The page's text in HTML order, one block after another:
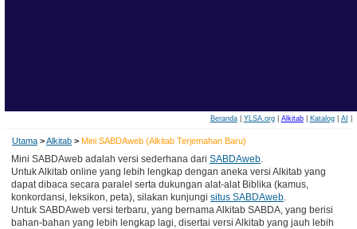
Beranda| YLSA.org| Alkitab| Katalog| AI
Utama >Alkitab > Mini SABDAweb (Alkitab Terjemahan Baru)
Mini SABDAweb adalah versi sederhana dari SABDAweb.
Untuk Alkitab online yang lebih lengkap dengan aneka versi Alkitab yang
dapat dibaca secara paralel serta dukungan alat-alat Biblika (kamus,
konkordansi, leksikon, peta), silakan kunjungi situs SABDAweb.
Untuk SABDAweb versi terbaru, yang bernama Alkitab SABDA, yang berisi
bahan-bahan yang lebih lengkap lagi, disertai versi Alkitab yang jauh lebih